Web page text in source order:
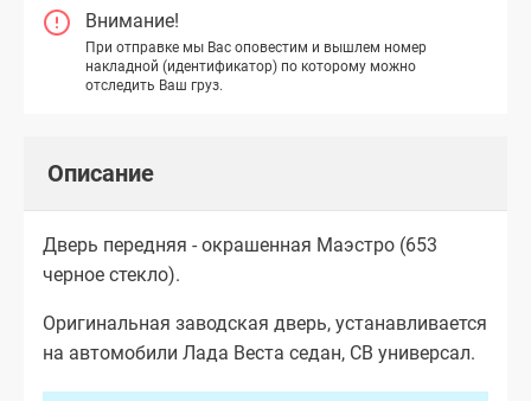
Внимание!
При отправке мы Вас оповестим и вышлем номер
накладной (идентификатор) по которому можно
отследить Ваш груз.
Описание
Дверь передняя - окрашенная Маэстро (653
черное стекло).
Оригинальная заводская дверь, устанавливается
на автомобили Лада Веста седан, СВ универсал.